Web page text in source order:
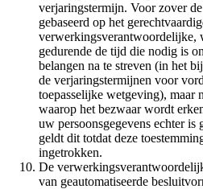
verjaringstermijn. Voor zover
gebaseerd op het
verwerkingsverantwoordelijke,
gedurende de tijd die nodig is
belangen na te streven (in het
de verjaringstermijnen voor
toepasselijke wetgeving), maar
waarop het bezwaar wordt
uw persoonsgegevens echter is
geldt dit totdat deze
ingetrokken.
De
van geautomatiseerde